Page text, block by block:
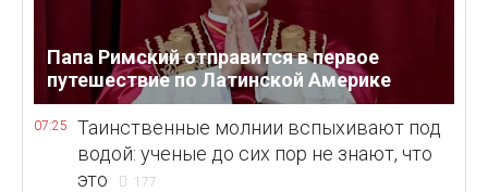
Папа Римский отправится в первое
путешествие по Латинской Америке
07:25
Таинственные молнии вспыхивают под
водой: ученые до сих пор не знают, что
это
177